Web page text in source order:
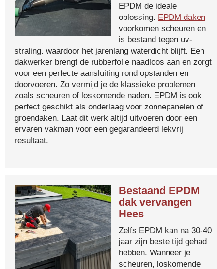
EPDM de ideale
oplossing. EPDM daken
voorkomen scheuren en
is bestand tegen uv-
straling, waardoor het jarenlang waterdicht blijft. Een
dakwerker brengt de rubberfolie naadloos aan en zorgt
voor een perfecte aansluiting rond opstanden en
doorvoeren. Zo vermijd je de klassieke problemen
zoals scheuren of loskomende naden. EPDM is ook
perfect geschikt als onderlaag voor zonnepanelen of
groendaken. Laat dit werk altijd uitvoeren door een
ervaren vakman voor een gegarandeerd lekvrij
resultaat.
Bestaand EPDM
dak vervangen
Hees
Zelfs EPDM kan na 30-40
jaar zijn beste tijd gehad
hebben. Wanneer je
scheuren, loskomende